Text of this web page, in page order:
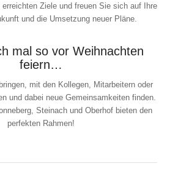
erreichten Ziele und freuen Sie sich auf Ihre
und die Umsetzung neuer Pläne.
mal so vor Weihnachten
feiern…
mit den Kollegen, Mitarbeitern oder
und dabei neue Gemeinsamkeiten finden.
Steinach und Oberhof bieten den
perfekten Rahmen!